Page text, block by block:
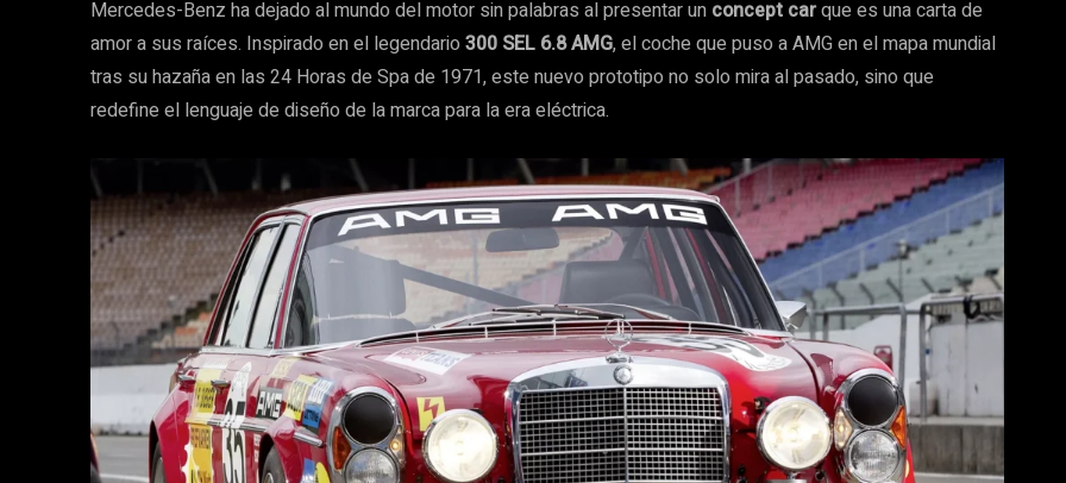
Mercedes-Benz ha dejado al mundo del motor sin palabras al presentar un concept carque es una carta de
amor a sus raíces. Inspirado en el legendario 300 SEL 6.8 AMG, el coche que puso a AMG en el mapa mundial
tras su hazaña en las 24 Horas de Spa de 1971, este nuevo prototipo no solo mira al pasado, sino que
redefine el lenguaje de diseño de la marca para la era eléctrica.